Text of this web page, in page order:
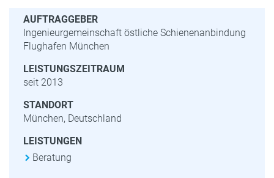
AUFTRAGGEBER
Ingenieurgemeinschaft östliche Schienenanbindung
Flughafen München
LEISTUNGSZEITRAUM
seit 2013
STANDORT
München, Deutschland
LEISTUNGEN
Beratung